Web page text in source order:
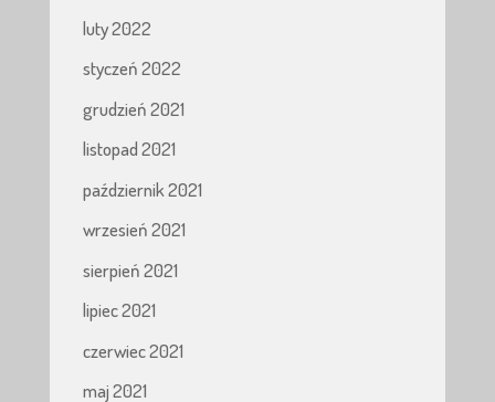
luty 2022
styczeń 2022
grudzień 2021
listopad 2021
październik 2021
wrzesień 2021
sierpień 2021
lipiec 2021
czerwiec 2021
maj 2021